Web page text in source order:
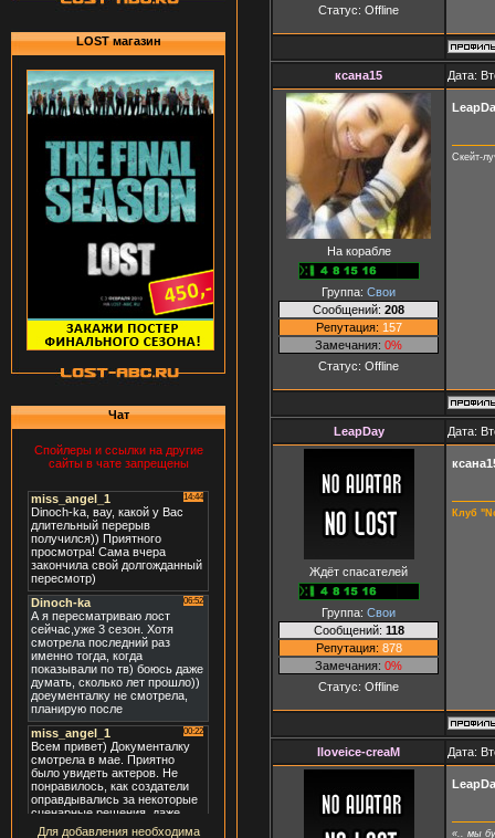
LOST магазин
Чат
Спойлеры и ссылки на другие
сайты в чате запрещены
Для добавления необходима
Статус: Offline
ксана15 Дата:
На корабле
Группа: Свои
Сообщений: 208
Репутация: 157
Замечания: 0%
Статус: Offline
Скейт-
LeapDay Дата:
Ждёт спасателей
Группа: Свои
Сообщений: 118
Репутация: 878
Замечания: 0%
Статус: Offline
Клуб
Iloveice-creaM Дата:
«.. мы